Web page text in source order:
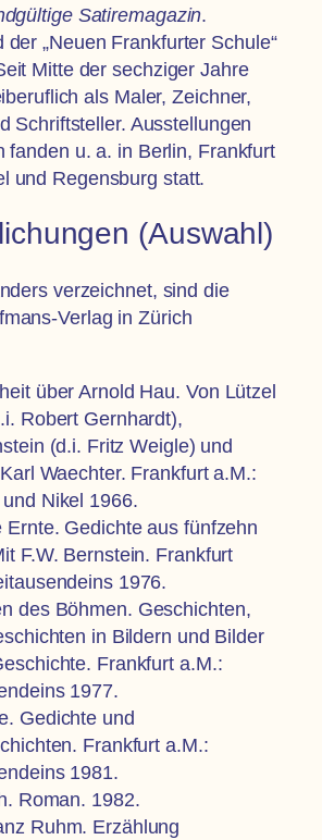
Satiremagazin.
der „Neuen Frankfurter Schule“
Mitte der sechziger Jahre
als Maler, Zeichner,
Schriftsteller. Ausstellungen
fanden u. a. in Berlin, Frankfurt
und Regensburg statt.
(Auswahl)
verzeichnet, sind die
Verlag in Zürich
über Arnold Hau. Von Lützel
Robert Gernhardt),
(d.i. Fritz Weigle) und
Waechter. Frankfurt a.M.:
Nikel 1966.
Ernte. Gedichte aus fünfzehn
F.W. Bernstein. Frankfurt
1976.
des Böhmen. Geschichten,
in Bildern und Bilder
Frankfurt a.M.:
1977.
Gedichte und
Frankfurt a.M.:
1981.
Roman. 1982.
Ruhm. Erzählung